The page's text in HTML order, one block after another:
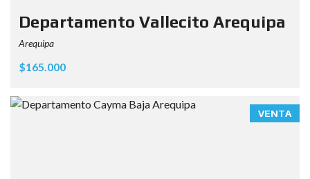
Departamento Vallecito Arequipa
Arequipa
$165.000
VENTA